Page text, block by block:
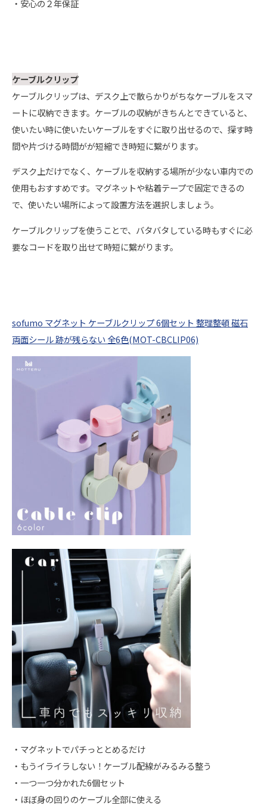
・安心の２年保証
ケーブルクリップ
ケーブルクリップは、デスク上で散らかりがちなケーブルをスマ
ートに収納できます。ケーブルの収納がきちんとできていると、
使いたい時に使いたいケーブルをすぐに取り出せるので、探す時
間や片づける時間がが短縮でき時短に繋がります。
デスク上だけでなく、ケーブルを収納する場所が少ない車内での
使用もおすすめです。マグネットや粘着テープで固定できるの
で、使いたい場所によって設置方法を選択しましょう。
ケーブルクリップを使うことで、バタバタしている時もすぐに必
要なコードを取り出せて時短に繋がります。
sofumo マグネット ケーブルクリップ 6個セット 整理整頓 磁石
両面シール 跡が残らない 全6色(MOT-CBCLIP06)
・マグネットでパチっととめるだけ
・もうイライラしない！ケーブル配線がみるみる整う
・一つ一つ分かれた6個セット
・ほぼ身の回りのケーブル全部に使える